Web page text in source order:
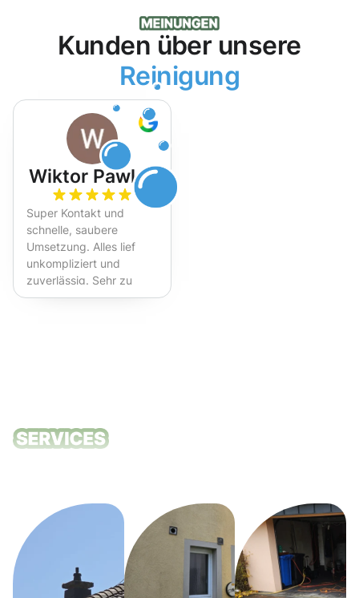
Kunden über unsere
Reinigung
Wiktor Pawlak
Super Kontakt und
schnelle, saubere
Umsetzung. Alles lief
unkompliziert und
zuverlässig. Sehr zu
empfehlen!